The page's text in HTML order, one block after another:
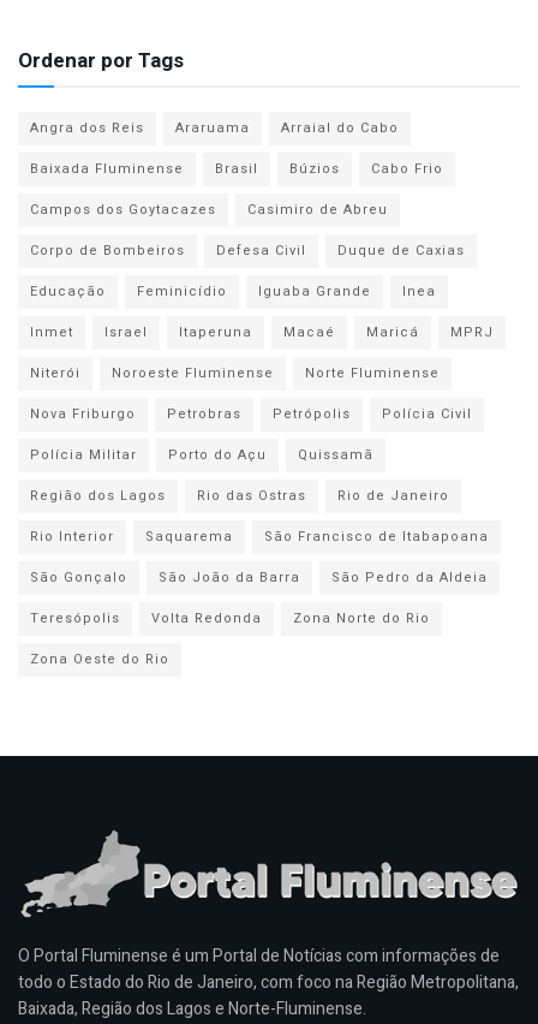
Ordenar por Tags
Angra dos Reis Araruama
Arraial do Cabo
Baixada Fluminense
Brasil Búzios
Cabo Frio
Campos dos Goytacazes
Casimiro de Abreu
Corpo de Bombeiros
Defesa Civil
Duque de Caxias
Educação
Feminicídio Iguaba Grande
Inea
Inmet
Israel Itaperuna Macaé Maricá
MPRJ
Niterói
Noroeste Fluminense
Norte Fluminense
Nova Friburgo
Petrobras Petrópolis
Polícia Civil
Polícia Militar
Porto do Açu
Quissamã
Região dos Lagos
Rio das Ostras
Rio de Janeiro
Rio Interior
Saquarema
São Francisco de Itabapoana
São Gonçalo
São João da Barra
São Pedro da Aldeia
Teresópolis
Volta Redonda
Zona Norte do Rio
Zona Oeste do Rio
O Portal Fluminense é um Portal de Notícias com informações de
todo o Estado do Rio de Janeiro, com foco na Região Metropolitana,
Baixada, Região dos Lagos e Norte-Fluminense.